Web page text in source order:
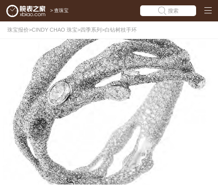
> 查珠宝 搜索
珠宝报价>CINDY CHAO 珠宝>四季系列 >白钻树枝手环